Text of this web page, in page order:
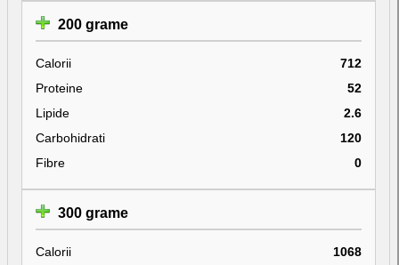
200 grame
Calorii
712
Proteine
52
Lipide
2.6
Carbohidrati
120
Fibre
0
300 grame
Calorii
1068